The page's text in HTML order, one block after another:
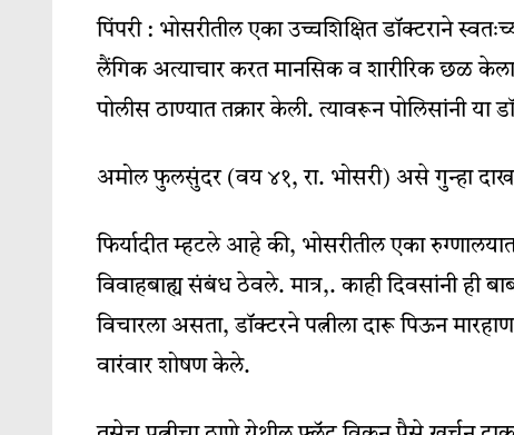
पिंपरी : भोसरीतील एका उच्चशिक्षित डॉक्टराने
लैंगिक अत्याचार करत मानसिक व शारीरिक छळ
पोलीस ठाण्यात तक्रार केली. त्यावरून पोलिसांनी
अमोल फुलसुंदर (वय ४१, रा. भोसरी) असे गुन्हा
फिर्यादीत म्हटले आहे की, भोसरीतील एका
विवाहबाह्य संबंध ठेवले. मात्र,. काही दिवसांनी ही
विचारला असता, डॉक्टरने पत्नीला दारू पिऊन
वारंवार शोषण केले.